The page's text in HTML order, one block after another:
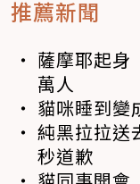
推薦新聞
薩摩耶起身
萬人
貓咪睡到變
純黑拉拉送
秒道歉